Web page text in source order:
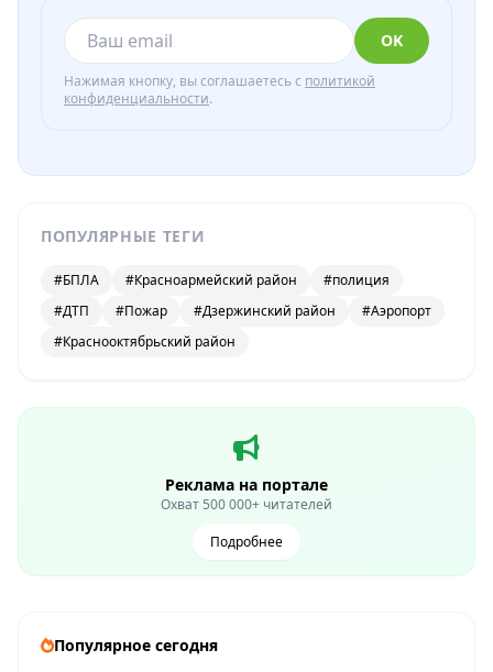
OK
Нажимая кнопку, вы соглашаетесь с политикой
конфиденциальности.
ПОПУЛЯРНЫЕ ТЕГИ
#БПЛА #Красноармейский район
#полиция
#ДТП
#Пожар #Дзержинский район
#Аэропорт
#Краснооктябрьский район
Реклама на портале
Охват 500 000+ читателей
Подробнее
Популярное сегодня